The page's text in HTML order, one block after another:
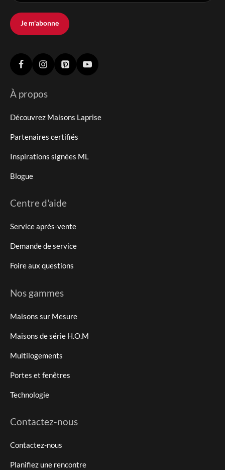
Je m'abonne
À propos
Découvrez Maisons Laprise
Partenaires certifiés
Inspirations signées ML
Blogue
Centre d'aide
Service après-vente
Demande de service
Foire aux questions
Nos gammes
Maisons sur Mesure
Maisons de série H.O.M
Multilogements
Portes et fenêtres
Technologie
Contactez-nous
Contactez-nous
Planifiez une rencontre